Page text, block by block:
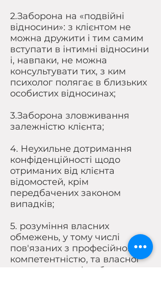
2.Заборона на «подвійні
відносини»: з клієнтом не
можна дружити і тим самим
вступати в інтимні відносини
і, навпаки, не можна
консультувати тих, з ким
психолог полягає в близьких
особистих відносинах;
3.Заборона зловживання
залежністю клієнта;
4. Неухильне дотримання
конфіденційності щодо
отриманих від клієнта
відомостей, крім
передбачених законом
випадків;
5. розуміння власних
обмежень, у тому числі
пов'язаних з професійною
компетентністю, та власної
недосконалості, заборона